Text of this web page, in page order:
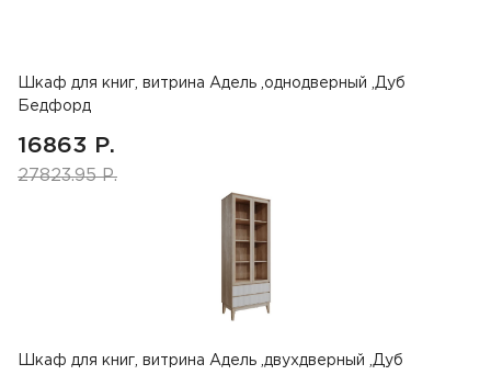
Шкаф для книг, витрина Адель ,однодверный ,Дуб
Бедфорд
16863 Р.
27823.95 Р.
Шкаф для книг, витрина Адель ,двухдверный ,Дуб